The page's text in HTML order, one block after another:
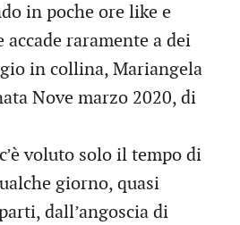
in poche ore like e
raramente a dei
in collina, Mariangela
Nove marzo 2020, di
voluto solo il tempo di
giorno, quasi
dall’angoscia di